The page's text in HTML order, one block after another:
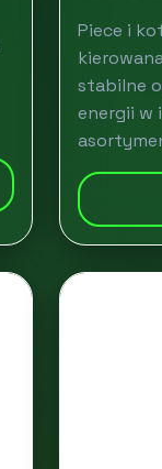
Piece i
stabilne
energii w